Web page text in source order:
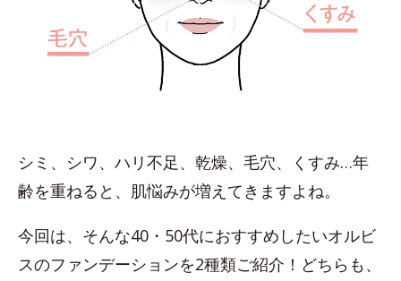
シミ、シワ、ハリ不足、乾燥、毛穴、くすみ…年
齢を重ねると、肌悩みが増えてきますよね。
今回は、そんな40・50代におすすめしたいオルビ
スのファンデーションを2種類ご紹介！どちらも、